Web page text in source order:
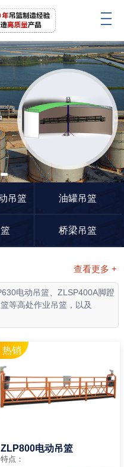
3
吊篮 油罐吊篮
桥梁吊篮
查看更多 +
电动吊篮、ZLSP400A脚蹬
等高处作业吊篮，以及
ZLP800电动吊篮
特点：